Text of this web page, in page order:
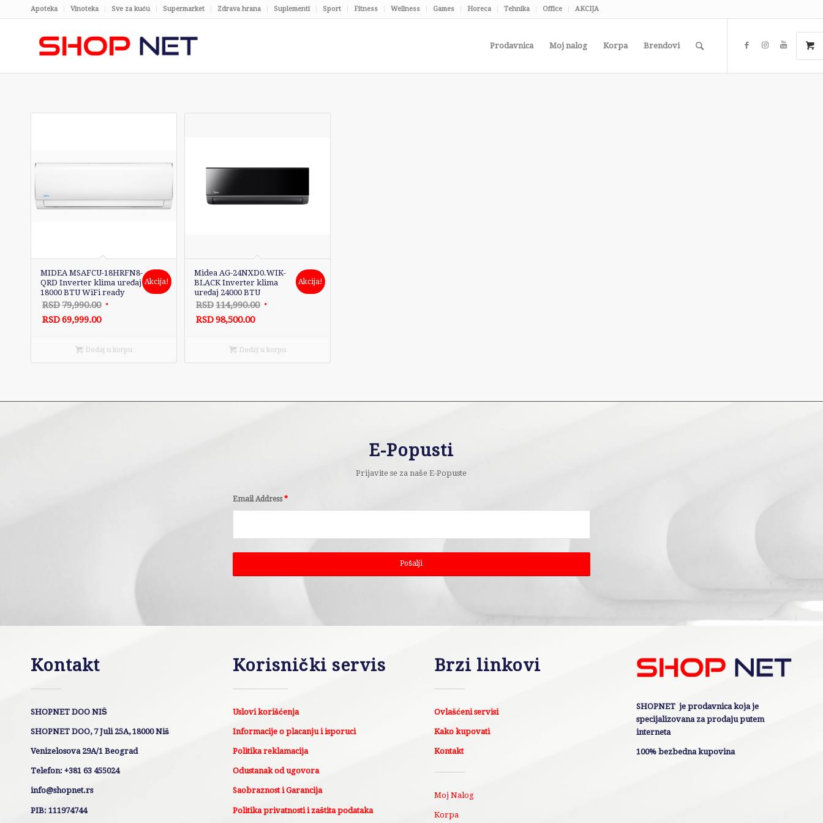
Apoteka Vinoteka Sve za kuću Supermarket Zdrava hrana Suplementi Sport Fitness Wellness Games Horeca Tehnika Office AKCIJA
Prodavnica Moj nalog Korpa Brendovi
MIDEA MSAFCU-18HRFN8-
QRD Inverter klima uređaj
18000 BTU WiFi ready
RSD79,990.00 Originalna
bila:
RSD79,990.00.
RSD69,999.00Trenutna
je:
RSD69,999.00.
Akcija!
Dodaj u korpu
Midea AG-24NXD0.WIK-
BLACK Inverter klima
uređaj 24000 BTU
RSD114,990.00 Originalna
bila:
RSD114,990.00.
RSD98,500.00Trenutna
je:
RSD98,500.00.
Akcija!
Dodaj u korpu
E-Popusti
Prijavite se za naše E-Popuste
Email Address*
Kontakt
SHOPNET DOO NIŠ
SHOPNET DOO, 7 Juli 25A, 18000 Niš
Venizelosova 29A/1 Beograd
Telefon: +381 63 455024
info@shopnet.rs
PIB: 111974744
Korisnički servis
Uslovi korišćenja
Informacije o placanju i isporuci
Politika reklamacija
Odustanak od ugovora
Saobraznost i Garancija
Politika privatnosti i zaštita podataka
Brzi linkovi
Ovlašćeni servisi
Kako kupovati
Kontakt
Moj Nalog
Korpa
SHOPNET je prodavnica koja je
specijalizovana za prodaju putem
interneta
100% bezbedna kupovina